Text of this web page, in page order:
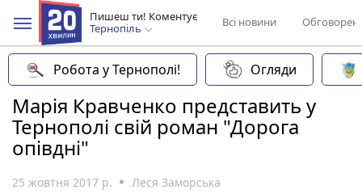
Пишеш ти! Коментує
Тернопіль
Всі новини
Робота у Тернополі! Огляди
Марія Кравченко представить у
Тернополі свій роман "Дорога
опівдні"
25 жовтня 2017 р. Леся Заморська